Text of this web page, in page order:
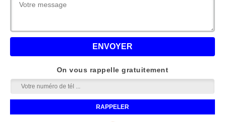
On vous rappelle gratuitement